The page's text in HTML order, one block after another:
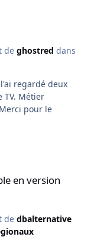
y a de plus
Mulhouse, et là tout
sont présents. Je
scène d'être en
vos réalisations.
de ghostred dans
regardé deux
TV. Métier
en version
de dbalternative